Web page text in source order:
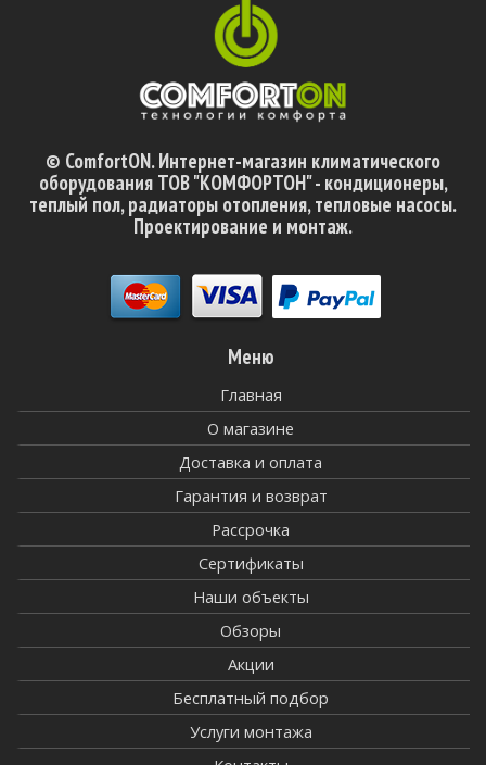
© ComfortON. Интернет-магазин климатического
оборудования ТОВ "КОМФОРТОН" - кондиционеры,
теплый пол, радиаторы отопления, тепловые насосы.
Проектирование и монтаж.
Меню
Главная
О магазине
Доставка и оплата
Гарантия и возврат
Рассрочка
Сертификаты
Наши объекты
Обзоры
Акции
Бесплатный подбор
Услуги монтажа